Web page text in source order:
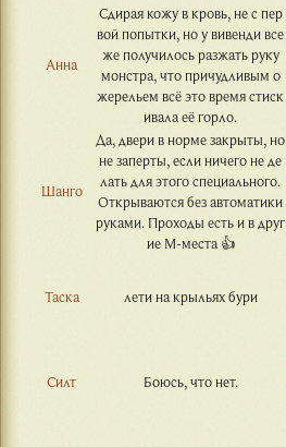
Анна
Сдирая кожу в кровь, не с пер
вой попытки, но у вивенди все
же получилось разжать руку
монстра, что причудливым о
жерельем всё это время стиск
ивала её горло.
Шанго
Да, двери в норме закрыты, но
не заперты, если ничего не де
лать для этого специального.
Открываются без автоматики
руками. Проходы есть и в друг
ие М-места 👍
Таска лети на крыльях бури
Силт Боюсь, что нет.